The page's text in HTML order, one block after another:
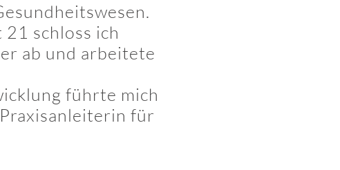
schloss ich
ab und arbeitete
führte mich
für